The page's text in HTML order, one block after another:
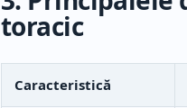
toracic
Caracteristică